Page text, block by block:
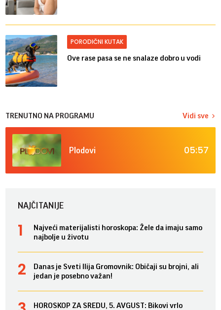
PORODIČNI KUTAK
Ove rase pasa se ne snalaze dobro u vodi
TRENUTNO NA PROGRAMU Vidi sve
Plodovi 05:57
NAJČITANIJE
Najveći materijalisti horoskopa: Žele da imaju samo
najbolje u životu
Danas je Sveti Ilija Gromovnik: Običaji su brojni, ali
jedan je posebno važan!
HOROSKOP ZA SREDU, 5. AVGUST: Bikovi vrlo